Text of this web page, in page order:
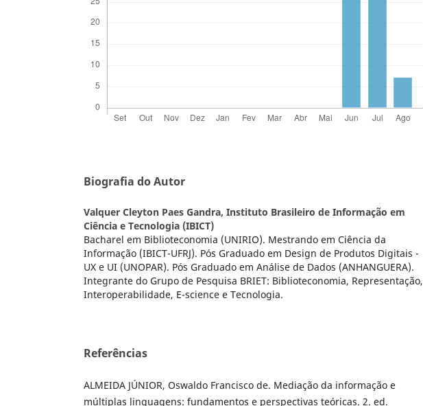
Biografia do Autor
Valquer Cleyton Paes Gandra, Instituto Brasileiro de Informação em
Ciência e Tecnologia (IBICT)
Bacharel em Biblioteconomia (UNIRIO). Mestrando em Ciência da
Informação (IBICT-UFRJ). Pós Graduado em Design de Produtos Digitais -
UX e UI (UNOPAR). Pós Graduado em Análise de Dados (ANHANGUERA).
Integrante do Grupo de Pesquisa BRIET: Biblioteconomia, Representação,
Interoperabilidade, E-science e Tecnologia.
Referências
ALMEIDA JÚNIOR, Oswaldo Francisco de. Mediação da informação e
múltiplas linguagens: fundamentos e perspectivas teóricas. 2. ed.